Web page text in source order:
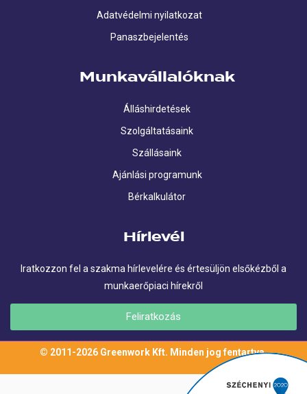
Adatvédelmi nyilatkozat
Panaszbejelentés
Munkavállalóknak
Álláshirdetések
Szolgáltatásaink
Szállásaink
Ajánlási programunk
Bérkalkulátor
Hírlevél
Iratkozzon fel a szakma hírlevelére és értesüljön elsőkézből a
munkaerőpiaci hírekről
Feliratkozás
© 2011-2026 Greenwork Kft. Minden jog fentartva.